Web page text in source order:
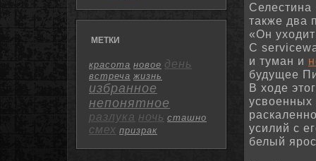
МЕТКИ
красота новое день
встреча жизнь
избранное
непонятное
разлука ночь сташно
смех призрак
Селестина
также два
«Он
С
и туман и
будущее
В ходе
усвоенных
усилий с
белый